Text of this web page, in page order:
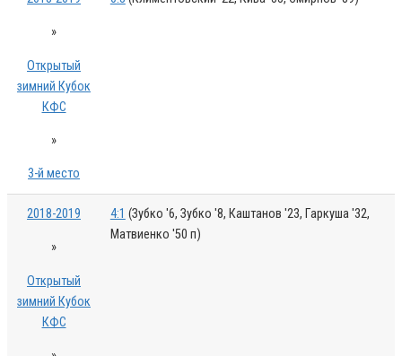
»
Открытый
зимний Кубок
КФС
»
3-й место
2018-2019
»
Открытый
зимний Кубок
КФС
4:1 (Зубко '6, Зубко '8, Каштанов '23, Гаркуша '32,
Матвиенко '50 п)